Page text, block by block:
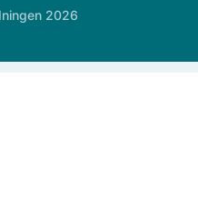
2026